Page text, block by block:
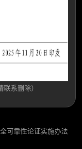
联系删除）
可靠性论证实施办法